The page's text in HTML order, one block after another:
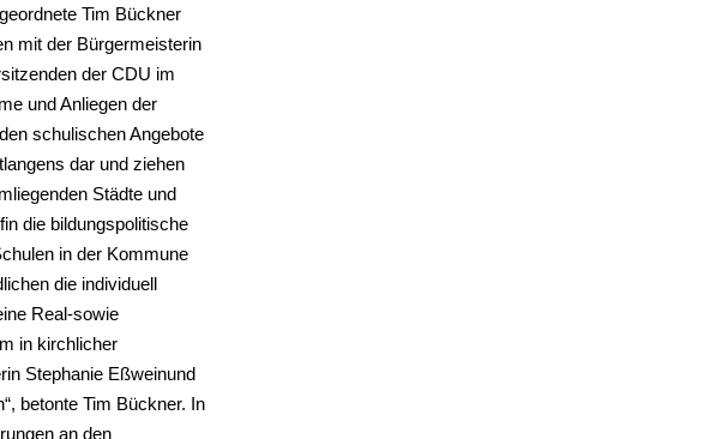
Tim Bückner
mit der Bürgermeisterin
n der CDU im
und Anliegen der
schulischen Angebote
dar und ziehen
Städte und
die bildungspolitische
in der Kommune
die individuell
Real-sowie
in kirchlicher
Stephanie Eßweinund
betonte Tim Bückner. In
an den